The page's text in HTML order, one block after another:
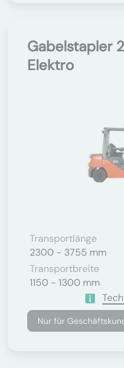
Gabelstapler
Elektro
Transportlänge
2300 - 3755 mm
Transportbreite
1150 - 1300 mm
Nur für